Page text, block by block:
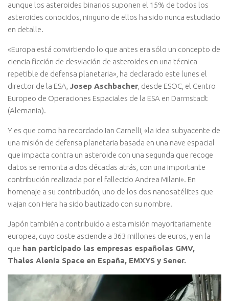
aunque los asteroides binarios suponen el 15% de todos los
asteroides conocidos, ninguno de ellos ha sido nunca estudiado
en detalle.
«Europa está convirtiendo lo que antes era sólo un concepto de
ciencia ficción de desviación de asteroides en una técnica
repetible de defensa planetaria», ha declarado este lunes el
director de la ESA, Josep Aschbacher , desde ESOC, el Centro
Europeo de Operaciones Espaciales de la ESA en Darmstadt
(Alemania).
Y es que como ha recordado Ian Carnelli, «la idea subyacente de
una misión de defensa planetaria basada en una nave espacial
que impacta contra un asteroide con una segunda que recoge
datos se remonta a dos décadas atrás, con una importante
contribución realizada por el fallecido Andrea Milani». En
homenaje a su contribución, uno de los dos nanosatélites que
viajan con Hera ha sido bautizado con su nombre.
Japón también a contribuido a esta misión mayoritariamente
europea, cuyo coste asciende a 363 millones de euros, y en la
que han participado las empresas españolas GMV,
Thales Alenia Space en España, EMXYS y Sener.